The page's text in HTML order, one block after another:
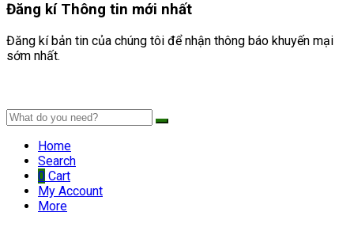
Đăng kíThông tin mới nhất
Đăng kí bản tin của chúng tôi để nhận thông báo khuyến mại
sớm nhất.
Home
Search
0 Cart
My Account
More